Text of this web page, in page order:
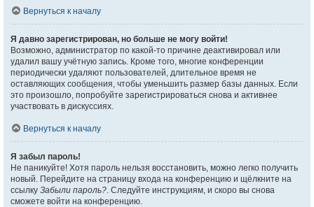
Вернуться к началу
Я давно зарегистрирован, но больше не могу войти!
Возможно, администратор по какой-то причине деактивировал или
удалил вашу учётную запись. Кроме того, многие конференции
периодически удаляют пользователей, длительное время не
оставляющих сообщения, чтобы уменьшить размер базы данных. Если
это произошло, попробуйте зарегистрироваться снова и активнее
участвовать в дискуссиях.
Вернуться к началу
Я забыл пароль!
Не паникуйте! Хотя пароль нельзя восстановить, можно легко получить
новый. Перейдите на страницу входа на конференцию и щёлкните на
ссылку Забыли пароль?. Следуйте инструкциям, и скоро вы снова
сможете войти на конференцию.